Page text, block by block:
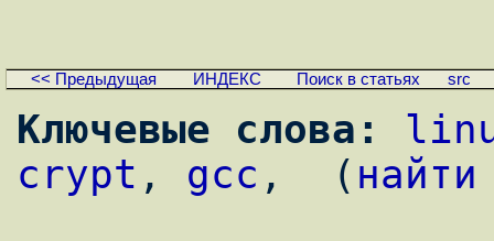
<< Предыдущая ИНДЕКС Поиск в статьях src
Ключевые слова:
crypt , gcc ,  (